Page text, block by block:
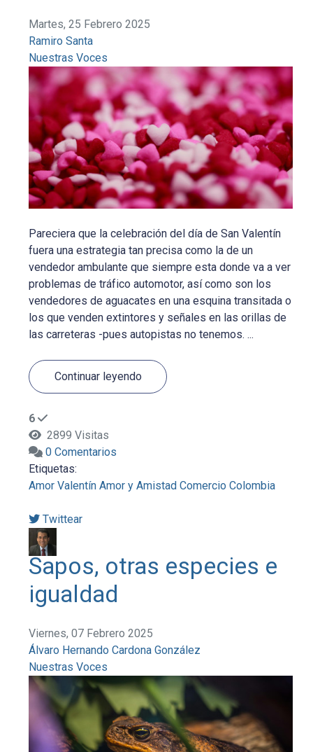
Martes, 25 Febrero 2025
Ramiro Santa
Nuestras Voces
Pareciera que la celebración del día de San Valentín
fuera una estrategia tan precisa como la de un
vendedor ambulante que siempre esta donde va a ver
problemas de tráfico automotor, así como son los
vendedores de aguacates en una esquina transitada o
los que venden extintores y señales en las orillas de
las carreteras -pues autopistas no tenemos. ...
Continuar leyendo
6
2899 Visitas
0 Comentarios
Etiquetas:
Amor Valentín Amor y Amistad Comercio Colombia
Twittear
Sapos, otras especies e
igualdad
Viernes, 07 Febrero 2025
Álvaro Hernando Cardona González
Nuestras Voces